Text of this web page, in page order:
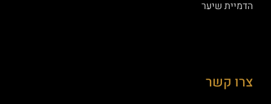
הדמיית שיער
צרו קשר